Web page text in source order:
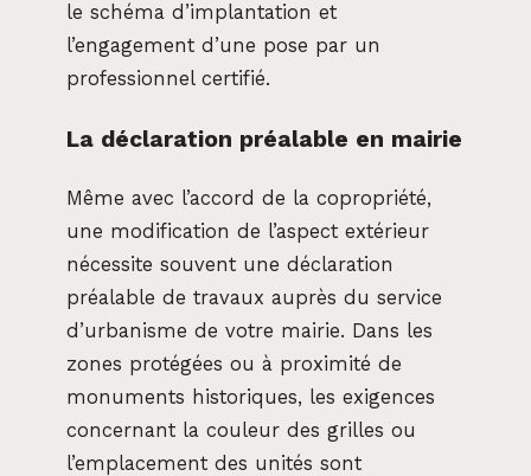
le schéma d’implantation et
l’engagement d’une pose par un
professionnel certifié.
La déclaration préalable en mairie
Même avec l’accord de la copropriété,
une modification de l’aspect extérieur
nécessite souvent une déclaration
préalable de travaux auprès du service
d’urbanisme de votre mairie. Dans les
zones protégées ou à proximité de
monuments historiques, les exigences
concernant la couleur des grilles ou
l’emplacement des unités sont